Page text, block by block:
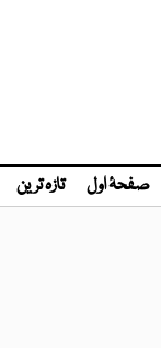
صفحۂ اول تازہ ترین